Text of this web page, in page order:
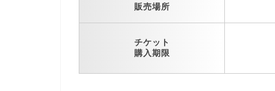
販売場所
チケット
購入期限